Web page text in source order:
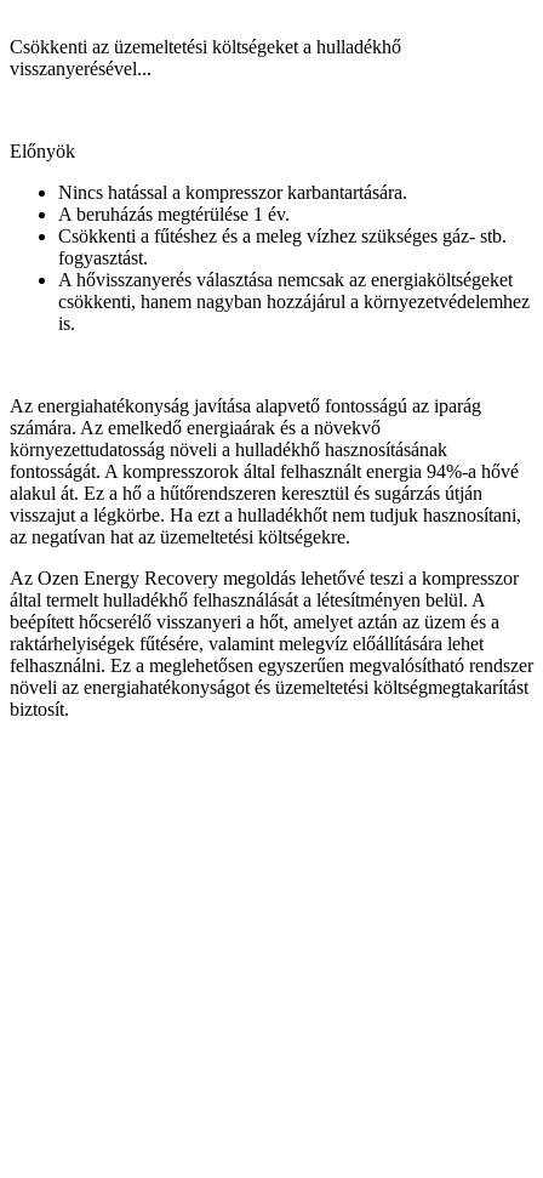
Csökkenti az üzemeltetési költségeket a hulladékhő
visszanyerésével...
Előnyök
Nincs hatással a kompresszor karbantartására.
A beruházás megtérülése 1 év.
Csökkenti a fűtéshez és a meleg vízhez szükséges gáz- stb.
fogyasztást.
A hővisszanyerés választása nemcsak az energiaköltségeket
csökkenti, hanem nagyban hozzájárul a környezetvédelemhez
is.
Az energiahatékonyság javítása alapvető fontosságú az iparág
számára. Az emelkedő energiaárak és a növekvő
környezettudatosság növeli a hulladékhő hasznosításának
fontosságát. A kompresszorok által felhasznált energia 94%-a hővé
alakul át. Ez a hő a hűtőrendszeren keresztül és sugárzás útján
visszajut a légkörbe. Ha ezt a hulladékhőt nem tudjuk hasznosítani,
az negatívan hat az üzemeltetési költségekre.
Az Ozen Energy Recovery megoldás lehetővé teszi a kompresszor
által termelt hulladékhő felhasználását a létesítményen belül. A
beépített hőcserélő visszanyeri a hőt, amelyet aztán az üzem és a
raktárhelyiségek fűtésére, valamint melegvíz előállítására lehet
felhasználni. Ez a meglehetősen egyszerűen megvalósítható rendszer
növeli az energiahatékonyságot és üzemeltetési költségmegtakarítást
biztosít.